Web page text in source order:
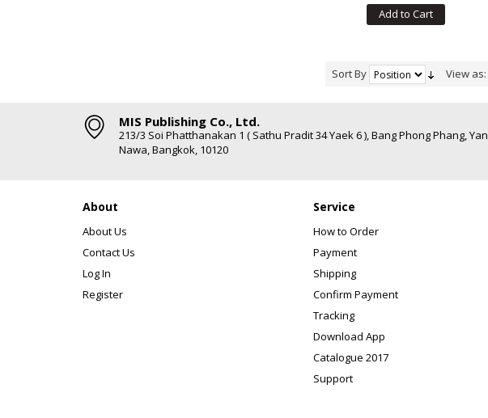
Add to Cart
Sort By View as:
MIS Publishing Co., Ltd.
213/3 Soi Phatthanakan 1 ( Sathu Pradit 34 Yaek 6 ), Bang Phong Phang, Yan
Nawa, Bangkok, 10120
About
About Us
Contact Us
Log In
Register
Service
How to Order
Payment
Shipping
Confirm Payment
Tracking
Download App
Catalogue 2017
Support